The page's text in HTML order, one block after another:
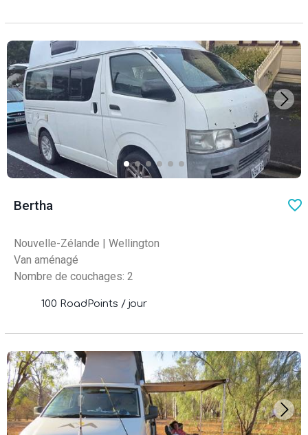
Bertha
Nouvelle-Zélande | Wellington
Van aménagé
Nombre de couchages: 2
100 RoadPoints / jour